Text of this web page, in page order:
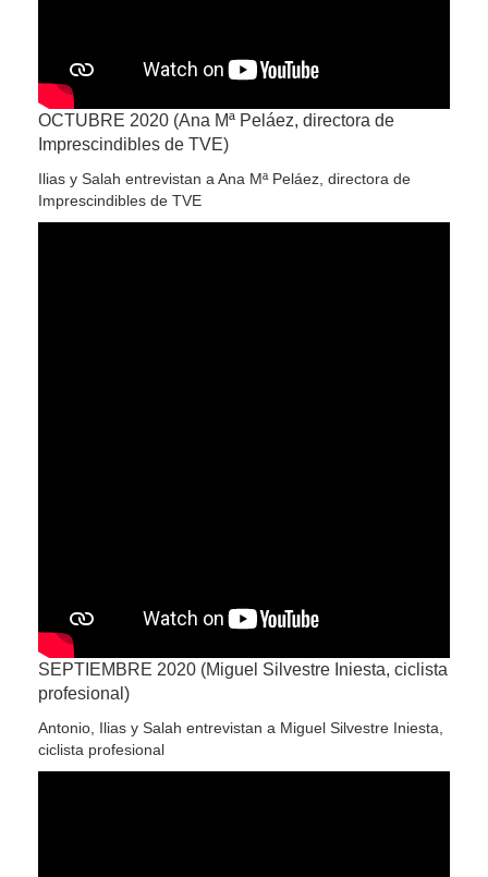
OCTUBRE 2020 (Ana Mª Peláez, directora de
Imprescindibles de TVE)
Ilias y Salah entrevistan a Ana Mª Peláez, directora de
Imprescindibles de TVE
SEPTIEMBRE 2020 (Miguel Silvestre Iniesta, ciclista
profesional)
Antonio, Ilias y Salah entrevistan a Miguel Silvestre Iniesta,
ciclista profesional